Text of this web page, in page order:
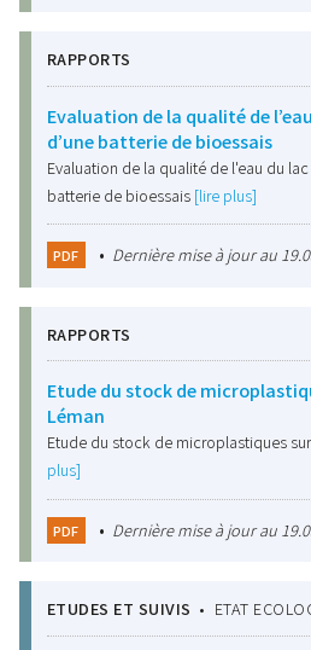
RAPPORTS
Evaluation de la qualité de
d’une batterie de bioessais
Evaluation de la qualité de l'eau du
batterie de bioessais [lire plus]
PDF • Dernière mise à jour au
RAPPORTS
Etude du stock de
Léman
Etude du stock de microplastiques
plus]
PDF • Dernière mise à jour au
ETUDES ET SUIVIS • ETAT